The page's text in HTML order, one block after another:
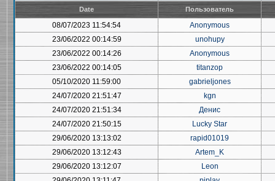
Date Пользователь
08/07/2023 11:54:54
Anonymous
23/06/2022 00:14:59
unohupy
23/06/2022 00:14:26
Anonymous
23/06/2022 00:14:05
titanzop
05/10/2020 11:59:00
gabrieljones
24/07/2020 21:51:47
kgn
24/07/2020 21:51:34
Денис
24/07/2020 21:50:15
Lucky Star
29/06/2020 13:13:02
rapid01019
29/06/2020 13:12:43
Artem_K
29/06/2020 13:12:07
Leon